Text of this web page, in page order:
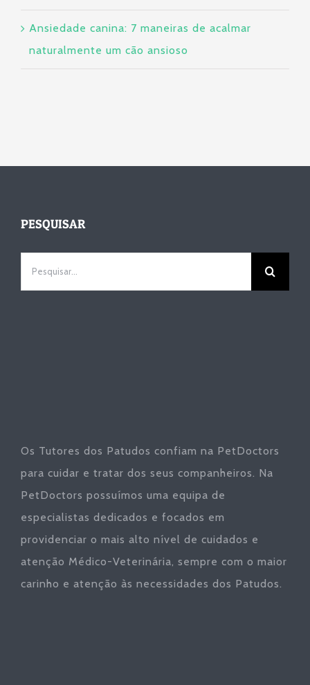
Ansiedade canina: 7 maneiras de acalmar
naturalmente um cão ansioso
PESQUISAR
Os Tutores dos Patudos confiam na PetDoctors
para cuidar e tratar dos seus companheiros. Na
PetDoctors possuímos uma equipa de
especialistas dedicados e focados em
providenciar o mais alto nível de cuidados e
atenção Médico-Veterinária, sempre com o maior
carinho e atenção às necessidades dos Patudos.